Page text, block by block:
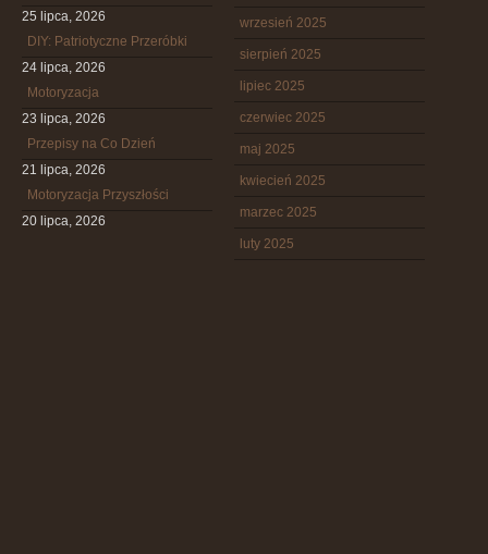
25 lipca, 2026
DIY: Patriotyczne Przeróbki
24 lipca, 2026
Motoryzacja
23 lipca, 2026
Przepisy na Co Dzień
21 lipca, 2026
Motoryzacja Przyszłości
20 lipca, 2026
wrzesień 2025
sierpień 2025
lipiec 2025
czerwiec 2025
maj 2025
kwiecień 2025
marzec 2025
luty 2025